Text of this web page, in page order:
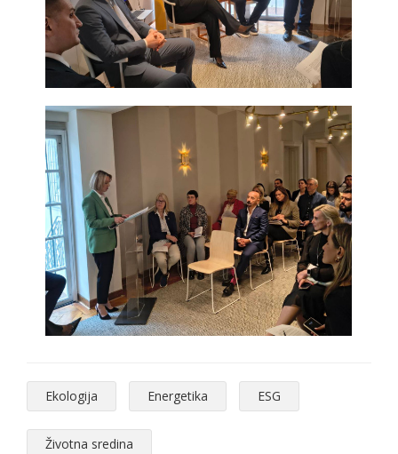
Ekologija Energetika ESG
Životna sredina